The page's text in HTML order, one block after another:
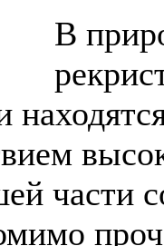
В
части